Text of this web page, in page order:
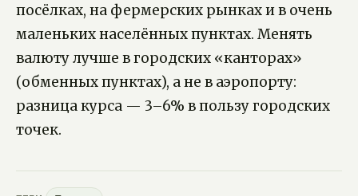
посёлках, на фермерских рынках и в очень
маленьких населённых пунктах. Менять
валюту лучше в городских «канторах»
(обменных пунктах), а не в аэропорту:
разница курса — 3–6% в пользу городских
точек.